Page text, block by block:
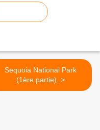
Sequoia National Park
(1ère partie). >